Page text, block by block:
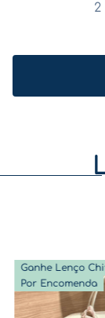
Por Encomenda